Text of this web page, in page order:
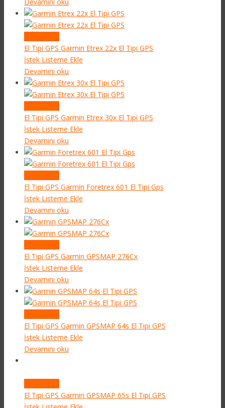
El Tipi GPS Garmin Etrex 22x El Tipi GPS
İstek Listeme Ekle
Devamını oku
El Tipi GPS Garmin Etrex 30x El Tipi GPS
İstek Listeme Ekle
Devamını oku
El Tipi GPS Garmin Foretrex 601 El Tipi Gps
İstek Listeme Ekle
Devamını oku
El Tipi GPS Garmin GPSMAP 276Cx
İstek Listeme Ekle
Devamını oku
El Tipi GPS Garmin GPSMAP 64s El Tipi GPS
İstek Listeme Ekle
Devamını oku
El Tipi GPS Garmin GPSMAP 65s El Tipi GPS